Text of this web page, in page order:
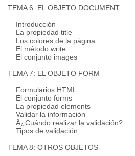
TEMA 6: EL OBJETO DOCUMENT
Introducción
La propiedad title
Los colores de la página
El método write
El conjunto images
TEMA 7: EL OBJETO FORM
Formularios HTML
El conjunto forms
La propiedad elements
Validar la información
Â¿Cuándo realizar la validación?
Tipos de validación
TEMA 8: OTROS OBJETOS